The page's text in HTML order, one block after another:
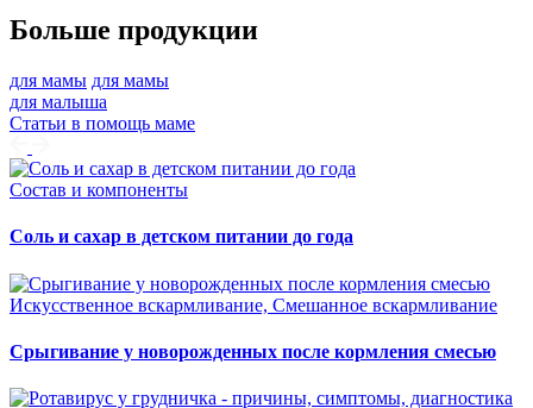
Больше продукции
для мамы для мамы
для малыша
Статьи в помощь маме
Состав и компоненты
Соль и сахар в детском питании до года
Искусственное вскармливание, Смешанное вскармливание
Срыгивание у новорожденных после кормления смесью